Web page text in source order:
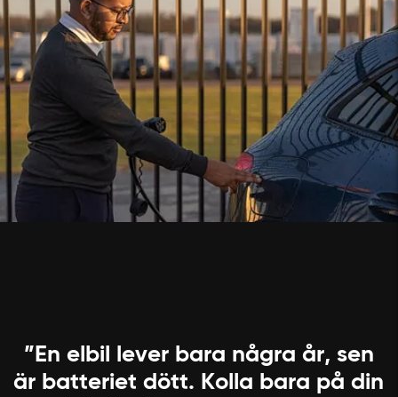
”En elbil lever bara några år, sen
är batteriet dött. Kolla bara på din